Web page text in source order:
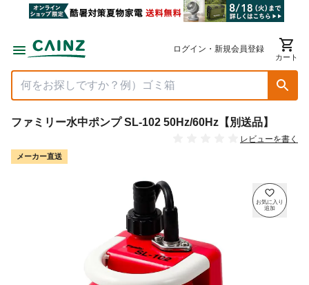
ログイン・新規会員登録
カート
ファミリー水中ポンプ SL-102 50Hz/60Hz【別送品】
レビューを書く
メーカー直送